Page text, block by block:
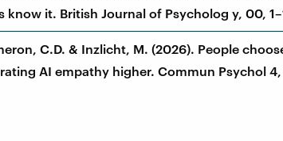
know it. British Journal of Psycholog y, 00,
C.D. & Inzlicht, M. (2026). People
AI empathy higher. Commun Psychol 4,